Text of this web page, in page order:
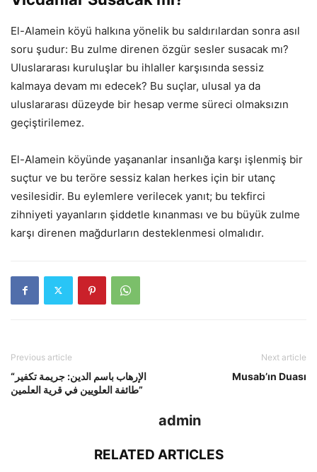
El-Alamein köyü halkına yönelik bu saldırılardan sonra asıl
soru şudur: Bu zulme direnen özgür sesler susacak mı?
Uluslararası kuruluşlar bu ihlaller karşısında sessiz
kalmaya devam mı edecek? Bu suçlar, ulusal ya da
uluslararası düzeyde bir hesap verme süreci olmaksızın
geçiştirilemez.
El-Alamein köyünde yaşananlar insanlığa karşı işlenmiş bir
suçtur ve bu teröre sessiz kalan herkes için bir utanç
vesilesidir. Bu eylemlere verilecek yanıt; bu tekfirci
zihniyeti yayanların şiddetle kınanması ve bu büyük zulme
karşı direnen mağdurların desteklenmesi olmalıdır.
Previous article
“الإرهاب باسم الدين: جريمة تكفير
طائفة العلويين في قرية العلمين”
Next article
Musab’ın Duası
admin
RELATED ARTICLES